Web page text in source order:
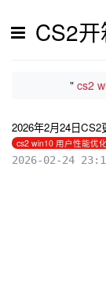
CS2
"cs2
2026年2月24日
cs2 win10 用户性能优化
2026-02-24